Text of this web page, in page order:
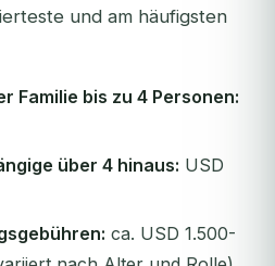
und am häufigsten
Familie bis zu 4 Personen:
über 4 hinaus: USD
ca. USD 1.500-